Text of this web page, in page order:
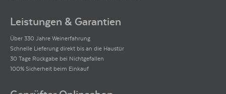
Leistungen & Garantien
Über 330 Jahre Weinerfahrung
Schnelle Lieferung direkt bis an die Haustür
30 Tage Rückgabe bei Nichtgefallen
100% Sicherheit beim Einkauf